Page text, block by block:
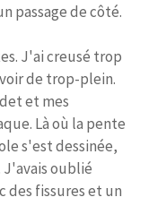
passage de côté.
J'ai creusé trop
de trop-plein.
et mes
Là où la pente
s'est dessinée,
oublié
des fissures et un